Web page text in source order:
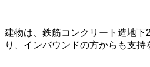
建物は、鉄筋コンクリート造地
り、インバウンドの方からも支持